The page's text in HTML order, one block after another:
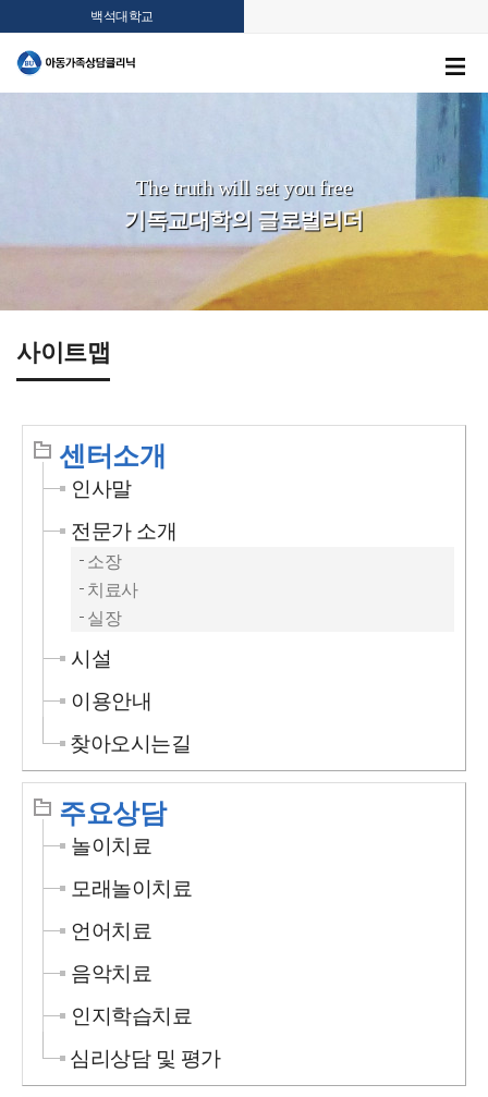
백석대학교
The truth will set you free
기독교대학의 글로벌리더
사이트맵
센터소개
인사말
전문가 소개
소장
치료사
실장
시설
이용안내
찾아오시는길
주요상담
놀이치료
모래놀이치료
언어치료
음악치료
인지학습치료
심리상담 및 평가